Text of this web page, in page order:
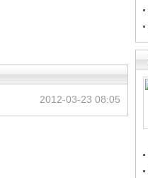
2012-03-23 08:05